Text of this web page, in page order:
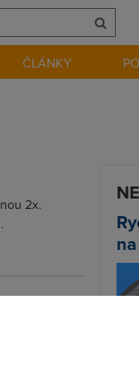
ČLÁNKY
2x.